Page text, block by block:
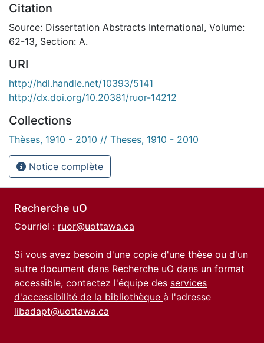
Citation
Source: Dissertation Abstracts International, Volume:
62-13, Section: A.
URI
http://hdl.handle.net/10393/5141
http://dx.doi.org/10.20381/ruor-14212
Collections
Thèses, 1910 - 2010 // Theses, 1910 - 2010
Notice complète
Recherche uO
Courriel : ruor@uottawa.ca
Si vous avez besoin d'une copie d'une thèse ou d'un
autre document dans Recherche uO dans un format
accessible, contactez l'équipe des services
d'accessibilité de la bibliothèque à l'adresse
libadapt@uottawa.ca